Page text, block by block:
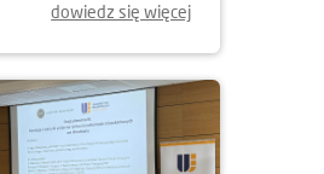
dowiedz się więcej